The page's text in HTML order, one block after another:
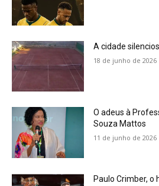
A cidade
18 de junho de 2026
O adeus à
Souza Mattos
11 de junho de 2026
Paulo Crimber,